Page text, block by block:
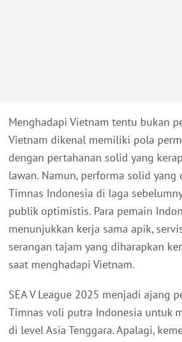
Menghadapi Vietnam tentu bukan
Vietnam dikenal memiliki pola
dengan pertahanan solid yang
lawan. Namun, performa solid yang
Timnas Indonesia di laga
publik optimistis. Para pemain
menunjukkan kerja sama apik,
serangan tajam yang diharapkan
saat menghadapi Vietnam.
SEA V League 2025 menjadi ajang
Timnas voli putra Indonesia untuk
di level Asia Tenggara. Apalagi,